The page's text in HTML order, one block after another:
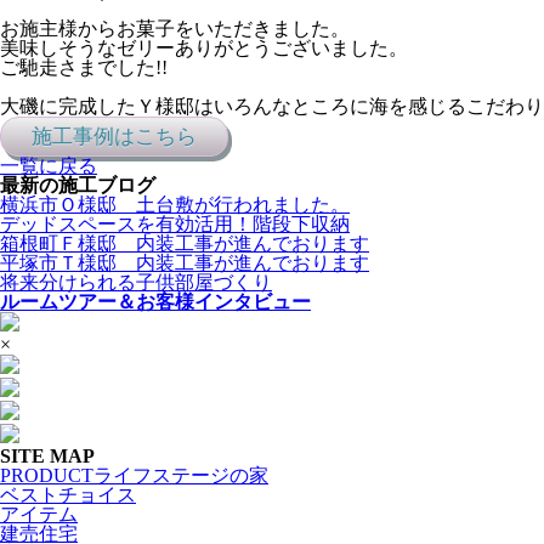
お施主様からお菓子をいただきました。
美味しそうなゼリーありがとうございました。
ご馳走さまでした!!
大磯に完成したＹ様邸はいろんなところに海を感じるこだわ
施工事例はこちら
一覧に戻る
最新の施工ブログ
横浜市Ｏ様邸 土台敷が行われました。
デッドスペースを有効活用！階段下収納
箱根町Ｆ様邸 内装工事が進んでおります
平塚市Ｔ様邸 内装工事が進んでおります
将来分けられる子供部屋づくり
ルームツアー＆お客様インタビュー
×
SITE MAP
PRODUCTライフステージの家
ベストチョイス
アイテム
建売住宅